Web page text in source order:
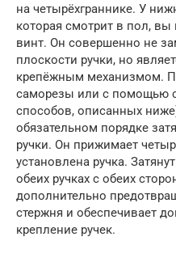
на четырёхграннике. У
которая смотрит в пол, вы
винт. Он совершенно не
плоскости ручки, но
крепёжным механизмом.
саморезы или с помощью
способов, описанных
обязательном порядке
ручки. Он прижимает
установлена ручка.
обеих ручках с обеих
дополнительно
стержня и обеспечивает
крепление ручек.